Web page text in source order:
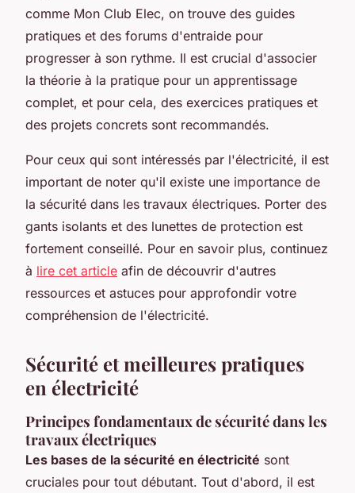
comme Mon Club Elec, on trouve des guides
pratiques et des forums d'entraide pour
progresser à son rythme. Il est crucial d'associer
la théorie à la pratique pour un apprentissage
complet, et pour cela, des exercices pratiques et
des projets concrets sont recommandés.
Pour ceux qui sont intéressés par l'électricité, il est
important de noter qu'il existe une importance de
la sécurité dans les travaux électriques. Porter des
gants isolants et des lunettes de protection est
fortement conseillé. Pour en savoir plus, continuez
à lire cet article afin de découvrir d'autres
ressources et astuces pour approfondir votre
compréhension de l'électricité.
Sécurité et meilleures pratiques
en électricité
Principes fondamentaux de sécurité dans les
travaux électriques
Les bases de la sécurité en électricité sont
cruciales pour tout débutant. Tout d'abord, il est